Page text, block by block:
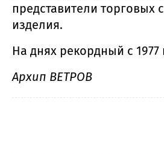
представители
изделия.
На днях рекордный с
Архип ВЕТРОВ